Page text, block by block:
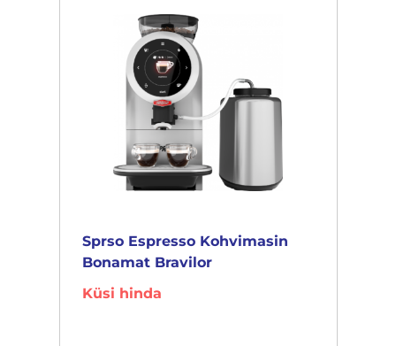
Sprso Espresso Kohvimasin
Bonamat Bravilor
Küsi hinda